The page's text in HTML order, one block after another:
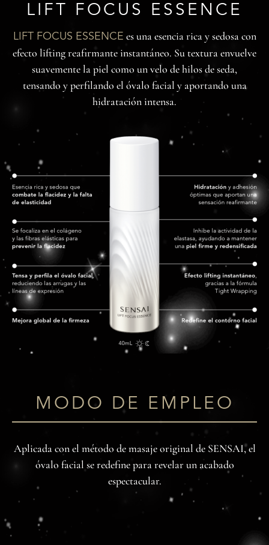
LIFT FOCUS ESSENCE
LIFT FOCUS ESSENCE es una esencia rica y sedosa con
efecto lifting reafirmante instantáneo. Su textura envuelve
suavemente la piel como un velo de hilos de seda,
tensando y perfilando el óvalo facial y aportando una
hidratación intensa.
MODO DE EMPLEO
Aplicada con el método de masaje original de SENSAI, el
óvalo facial se redefine para revelar un acabado
espectacular.